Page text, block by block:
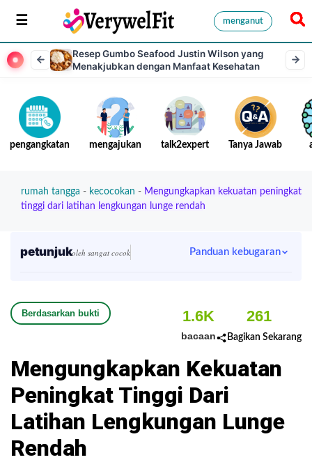
menganut
Resep Gumbo Seafood Justin Wilson yang
Menakjubkan dengan Manfaat Kesehatan
pengangkatan mengajukan talk2expert Tanya Jawab
rumah tangga - kecocokan - Mengungkapkan kekuatan peningkat
tinggi dari latihan lengkungan lunge rendah
petunjukoleh sangat cocok Panduan kebugaran
Berdasarkan bukti 1.6K
bacaan
261
Bagikan Sekarang
Mengungkapkan Kekuatan
Peningkat Tinggi Dari
Latihan Lengkungan Lunge
Rendah